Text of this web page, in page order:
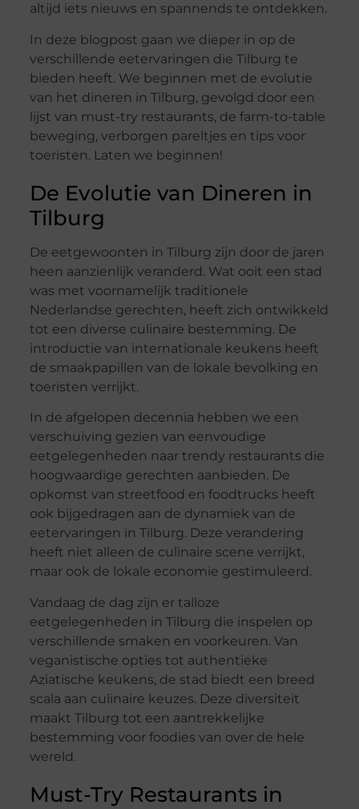
altijd iets nieuws en spannends te ontdekken.
In deze blogpost gaan we dieper in op de
verschillende eetervaringen die Tilburg te
bieden heeft. We beginnen met de evolutie
van het dineren in Tilburg, gevolgd door een
lijst van must-try restaurants, de farm-to-table
beweging, verborgen pareltjes en tips voor
toeristen. Laten we beginnen!
De Evolutie van Dineren in
Tilburg
De eetgewoonten in Tilburg zijn door de jaren
heen aanzienlijk veranderd. Wat ooit een stad
was met voornamelijk traditionele
Nederlandse gerechten, heeft zich ontwikkeld
tot een diverse culinaire bestemming. De
introductie van internationale keukens heeft
de smaakpapillen van de lokale bevolking en
toeristen verrijkt.
In de afgelopen decennia hebben we een
verschuiving gezien van eenvoudige
eetgelegenheden naar trendy restaurants die
hoogwaardige gerechten aanbieden. De
opkomst van streetfood en foodtrucks heeft
ook bijgedragen aan de dynamiek van de
eetervaringen in Tilburg. Deze verandering
heeft niet alleen de culinaire scene verrijkt,
maar ook de lokale economie gestimuleerd.
Vandaag de dag zijn er talloze
eetgelegenheden in Tilburg die inspelen op
verschillende smaken en voorkeuren. Van
veganistische opties tot authentieke
Aziatische keukens, de stad biedt een breed
scala aan culinaire keuzes. Deze diversiteit
maakt Tilburg tot een aantrekkelijke
bestemming voor foodies van over de hele
wereld.
Must-Try Restaurants in